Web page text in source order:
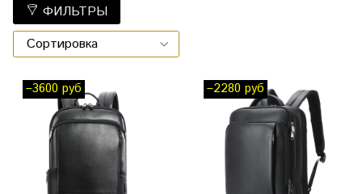
ФИЛЬТРЫ
–3600 руб –2280 руб